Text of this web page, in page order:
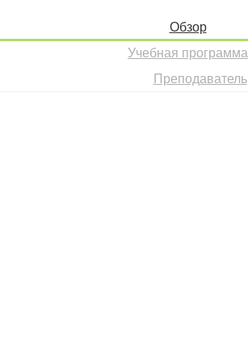
Обзор
Учебная программа
Преподаватель